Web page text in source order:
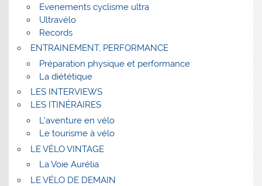
Evenements cyclisme ultra
Ultravélo
Records
ENTRAINEMENT, PERFORMANCE
Préparation physique et performance
La diététique
LES INTERVIEWS
LES ITINÉRAIRES
L’aventure en vélo
Le tourisme à vélo
LE VÉLO VINTAGE
La Voie Aurélia
LE VÉLO DE DEMAIN